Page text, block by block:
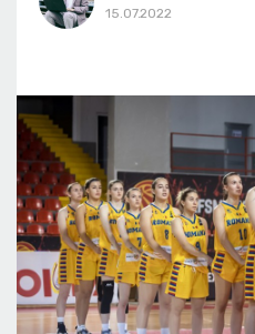
15.07.2022